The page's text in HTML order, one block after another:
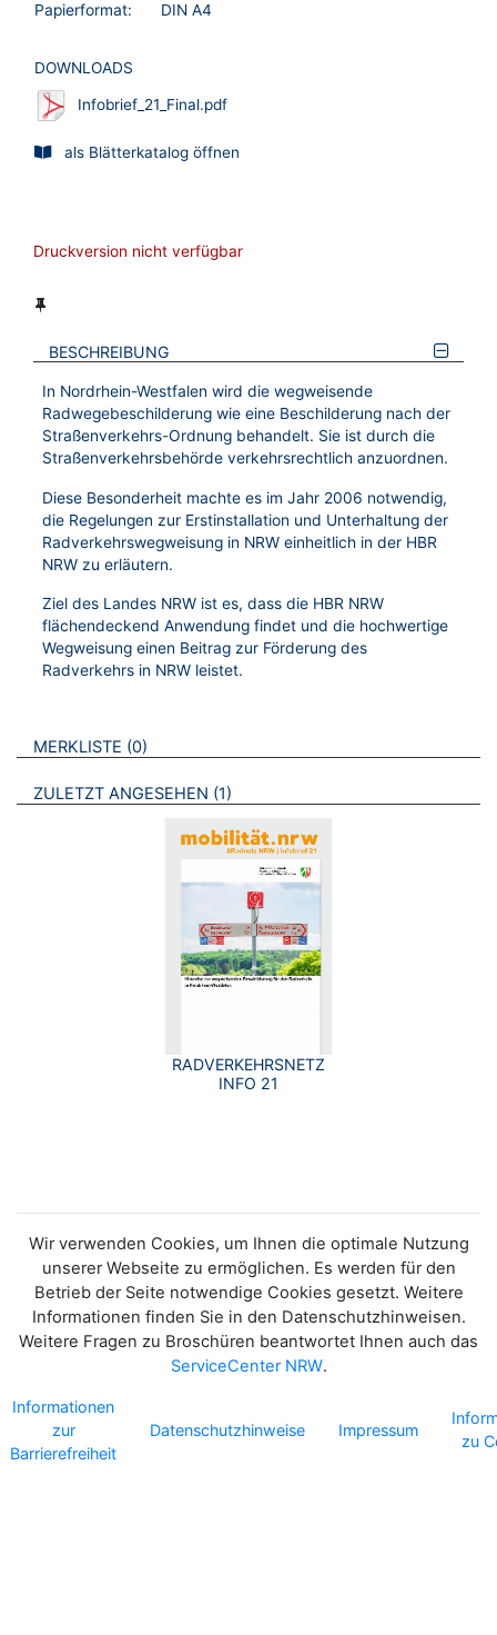
Papierformat:
DIN A4
DOWNLOADS
Infobrief_21_Final.pdf
als Blätterkatalog öffnen
Druckversion nicht verfügbar
BESCHREIBUNG
In Nordrhein-Westfalen wird die wegweisende
Radwegebeschilderung wie eine Beschilderung nach der
Straßenverkehrs-Ordnung behandelt. Sie ist durch die
Straßenverkehrsbehörde verkehrsrechtlich anzuordnen.
Diese Besonderheit machte es im Jahr 2006 notwendig,
die Regelungen zur Erstinstallation und Unterhaltung der
Radverkehrswegweisung in NRW einheitlich in der HBR
NRW zu erläutern.
Ziel des Landes NRW ist es, dass die HBR NRW
flächendeckend Anwendung findet und die hochwertige
Wegweisung einen Beitrag zur Förderung des
Radverkehrs in NRW leistet.
VERWEISE AUF VERMERKTE- ODER ZULETZT ANGESEHENE
MERKLISTE 0 BROSCHÜREN
ZULETZT ANGESEHEN 1 BROSCHÜREN
RADVERKEHRSNETZ
INFO 21
Wir verwenden Cookies, um Ihnen die optimale Nutzung
unserer Webseite zu ermöglichen. Es werden für den
Betrieb der Seite notwendige Cookies gesetzt. Weitere
Informationen finden Sie in den Datenschutzhinweisen.
Weitere Fragen zu Broschüren beantwortet Ihnen auch das
ServiceCenter NRW.
Informationen
zur
Barrierefreiheit
Datenschutzhinweise Impressum
zu